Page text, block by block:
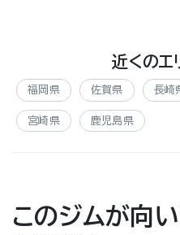
近くのエ
福岡県 佐賀県 長崎
宮崎県 鹿児島県
このジムが向